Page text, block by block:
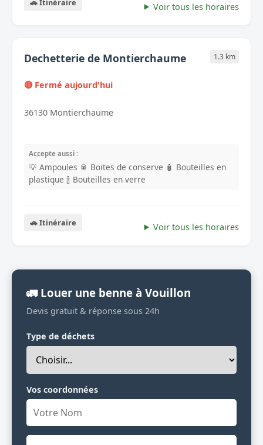
Voir tous les horaires
Dechetterie de Montierchaume 1.3 km
🔴 Fermé aujourd'hui
36130 Montierchaume
Accepte aussi :
💡 Ampoules 🥫 Boites de conserve 🧴 Bouteilles en
plastique 🍾 Bouteilles en verre
🚗 Itinéraire Voir tous les horaires
🚛 Louer une benne à Vouillon
Devis gratuit & réponse sous 24h
Type de déchets
Vos coordonnées